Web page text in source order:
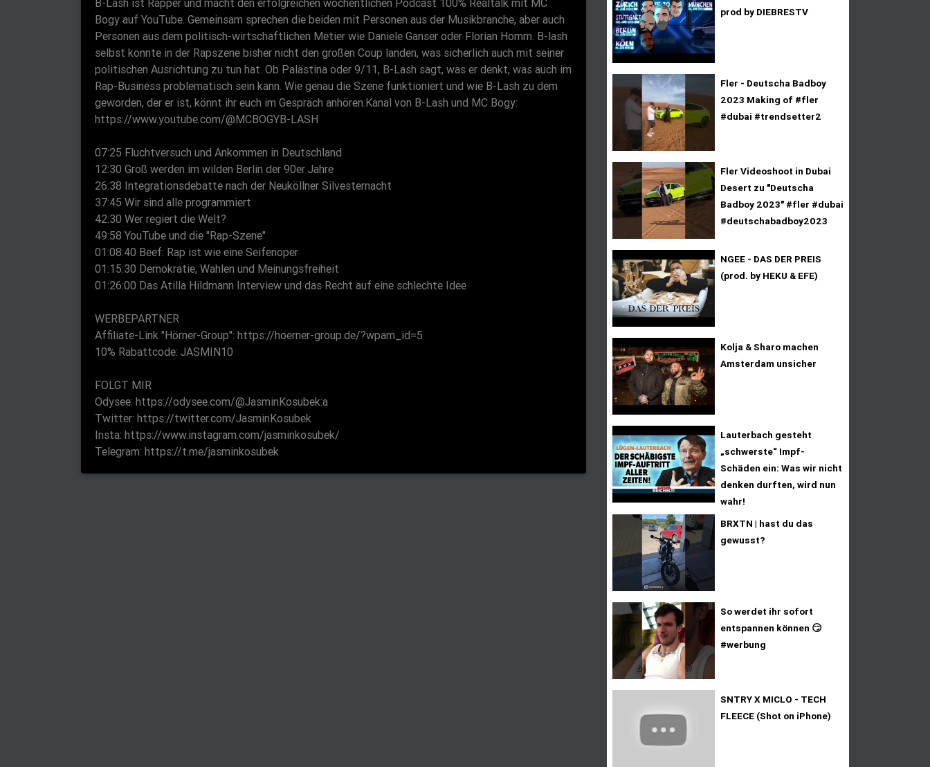
s
r
e
B-Lash ist Rapper und macht den erfolgreichen wöchentlichen Podcast 100% Realtalk mit MC
Bogy auf YouTube. Gemeinsam sprechen die beiden mit Personen aus der Musikbranche, aber auch
Personen aus dem politisch-wirtschaftlichen Metier wie Daniele Ganser oder Florian Homm. B-lash
selbst konnte in der Rapszene bisher nicht den großen Coup landen, was sicherlich auch mit seiner
politischen Ausrichtung zu tun hat. Ob Palästina oder 9/11, B-Lash sagt, was er denkt, was auch im
Rap-Business problematisch sein kann. Wie genau die Szene funktioniert und wie B-Lash zu dem
geworden, der er ist, könnt ihr euch im Gespräch anhören.Kanal von B-Lash und MC Bogy:
https://www.youtube.com/@MCBOGYB-LASH
07:25 Fluchtversuch und Ankommen in Deutschland
12:30 Groß werden im wilden Berlin der 90er Jahre
26:38 Integrationsdebatte nach der Neuköllner Silvesternacht
37:45 Wir sind alle programmiert
42:30 Wer regiert die Welt?
49:58 YouTube und die "Rap-Szene"
01:08:40 Beef: Rap ist wie eine Seifenoper
01:15:30 Demokratie, Wahlen und Meinungsfreiheit
01:26:00 Das Atilla Hildmann Interview und das Recht auf eine schlechte Idee
WERBEPARTNER
Affiliate-Link "Hörner-Group": https://hoerner-group.de/?wpam_id=5
10% Rabattcode: JASMIN10
FOLGT MIR
Odysee: https://odysee.com/@JasminKosubek:a
Twitter: https://twitter.com/JasminKosubek
Insta: https://www.instagram.com/jasminkosubek/
Telegram: https://t.me/jasminkosubek
prod by DIEBRESTV
Fler - Deutscha Badboy
2023 Making of #fler
#dubai #trendsetter2
Fler Videoshoot in Dubai
Desert zu "Deutscha
Badboy 2023" #fler #dubai
#deutschabadboy2023
NGEE - DAS DER PREIS
(prod. by HEKU & EFE)
Kolja & Sharo machen
Amsterdam unsicher
Lauterbach gesteht
„schwerste“ Impf-
Schäden ein: Was wir nicht
denken durften, wird nun
wahr!
BRXTN | hast du das
gewusst?
So werdet ihr sofort
entspannen können 😏
#werbung
SNTRY X MICLO - TECH
FLEECE (Shot on iPhone)